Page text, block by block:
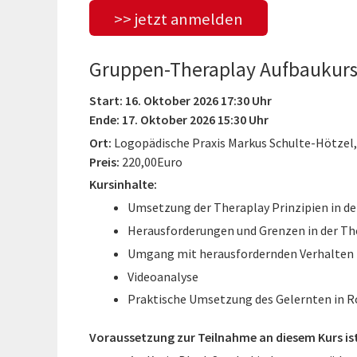
>> jetzt anmelden
Gruppen-Theraplay
Start: 16. Oktober 2026 17:30 Uhr
Ende: 17. Oktober 2026 15:30 Uhr
Ort: Logopädische Praxis Markus Schulte-
Preis: 220,00Euro
Kursinhalte:
Umsetzung der Theraplay Prinzipien in
Herausforderungen und Grenzen in der
Umgang mit herausfordernden Verhalten
Videoanalyse
Praktische Umsetzung des Gelernten in
Voraussetzung zur Teilnahme an diesem Kurs